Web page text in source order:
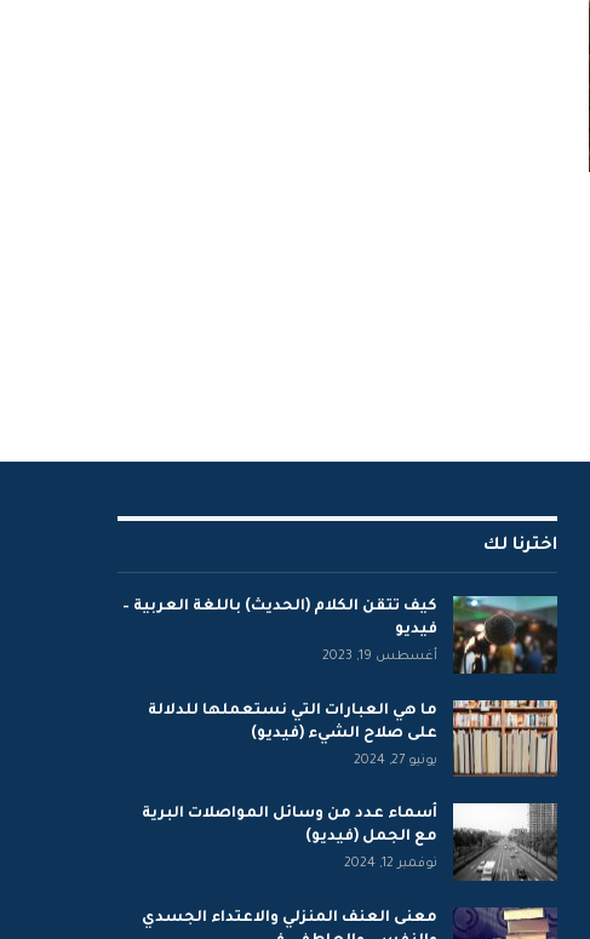
اخترنا لك
كيف تتقن الكلام (الحديث) باللغة العربية –
فيديو
أغسطس 19, 2023
ما هي العبارات التي نستعملها للدلالة
على صلاح الشيء (فيديو)
يونيو 27, 2024
أسماء عدد من وسائل المواصلات البرية
مع الجمل (فيديو)
نوفمبر 12, 2024
معنى العنف المنزلي والاعتداء الجسدي